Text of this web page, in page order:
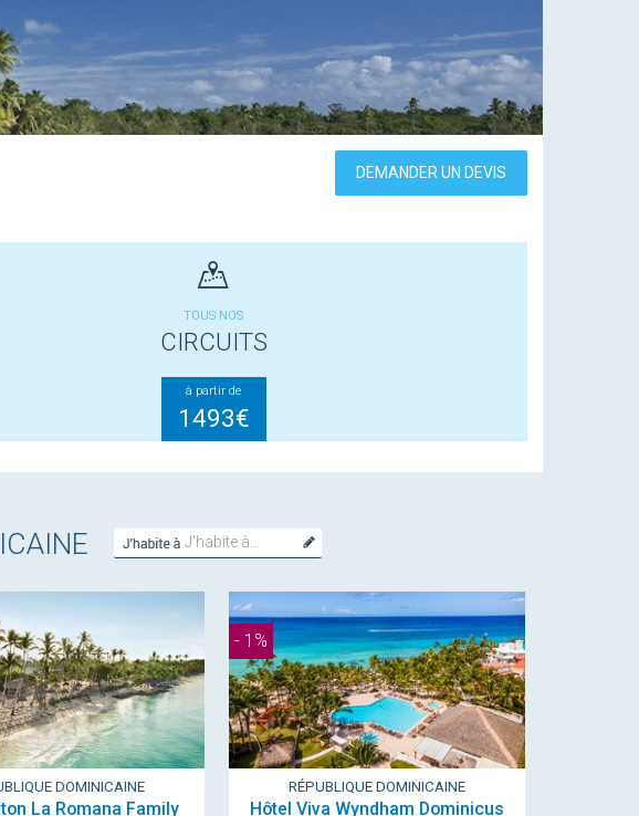
DEMANDER UN DEVIS
TOUS NOS
CIRCUITS
à partir de
1493€
J'habite
à...
DOMINICAINE
La Romana Family
- 1%
RÉPUBLIQUE DOMINICAINE
Hôtel Viva Wyndham Dominicus